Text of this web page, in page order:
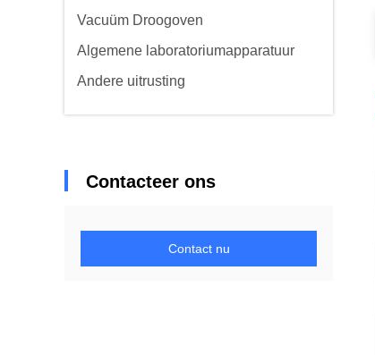
Vacuüm Droogoven
Algemene laboratoriumapparatuur
Andere uitrusting
Contacteer ons
Contact nu